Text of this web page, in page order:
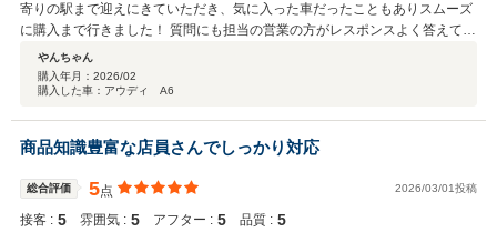
寄りの駅まで迎えにきていただき、気に入った車だったこともありスムーズ
に購入まで行きました！ 質問にも担当の営業の方がレスポンスよく答えてい
ただき、安心して購入させていただきました！ 納車日についても、引取りつ
いでに旅行に来たかったので希望日を伝えさせていただき、早々に対応して
いただき希望日に間に合わせていただきました！ 大変助かりました！ ま
早く対応していただいております！ アフターもしっかりしているので、次回
購入のタイミングがあった際はまた検討させていただきます！ 今後ともよろ
しくお願いします！
やんちゃん
購入年月： 2026/02
購入した車：アウディ A6
商品知識豊富な店員さんでしっかり対応
総合評価 5点 2026/03/01投稿
接客 : 5 雰囲気 : 5 アフター : 5 品質 : 5